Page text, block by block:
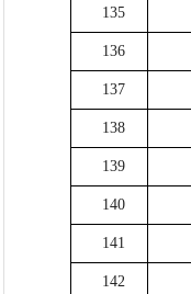
135
136
137
138
139
140
141
142